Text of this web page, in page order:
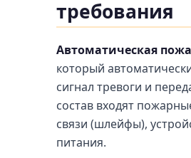
требования
Автоматическая
который
сигнал тревоги и
состав входят
связи (шлейфы),
питания.